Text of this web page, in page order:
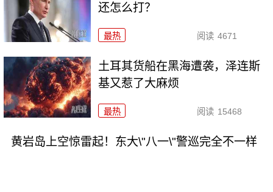
还怎么打？
最热 阅读 4671
土耳其货船在黑海遭袭，泽连斯
基又惹了大麻烦
最热 阅读 15468
黄岩岛上空惊雷起！东大\"八一\"警巡完全不一样